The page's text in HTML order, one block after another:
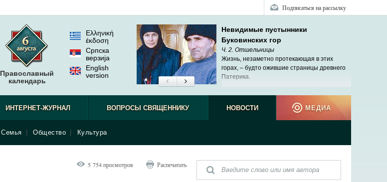
Подписаться на рассылку
Православный
календарь
Ελληνική
έκδοση
Српска
верзиjа
English
version
Невидимые пустынники
Буковинских гор
Ч. 2. Отшельницы
Жизнь, незаметно протекающая в этих
горах, – будто ожившие страницы древнего
Патерика.
ИНТЕРНЕТ-ЖУРНАЛ ВОПРОСЫ СВЯЩЕННИКУ НОВОСТИ
Семья Общество Культура
МЕДИА
5 754 просмотров Распечатать